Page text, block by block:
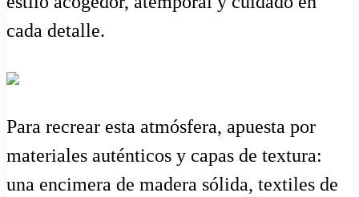
cada detalle.
Para recrear esta atmósfera, apuesta por
materiales auténticos y capas de textura:
una encimera de madera sólida, textiles de